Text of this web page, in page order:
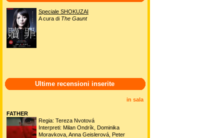
Speciale SHOKUZAI
A cura di The Gaunt
Ultime recensioni inserite
in sala
FATHER
Regia: Tereza Nvotová
Interpreti: Milan Ondrík, Dominika
Moravkova, Anna Geislerová, Peter